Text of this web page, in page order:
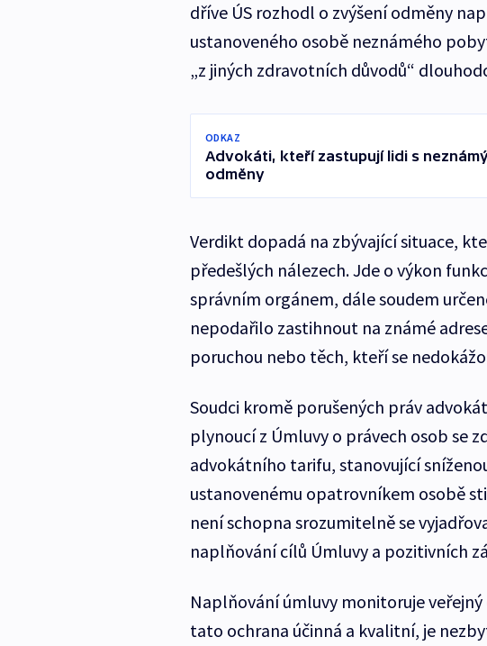
dříve ÚS rozhodl o zvýšení odměny
ustanoveného osobě neznámého
„z jiných zdravotních důvodů“
ODKAZ
Advokáti, kteří zastupují lidi s
odměny
Verdikt dopadá na zbývající situace,
předešlých nálezech. Jde o výkon
správním orgánem, dále soudem
nepodařilo zastihnout na známé
poruchou nebo těch, kteří se
Soudci kromě porušených práv
plynoucí z Úmluvy o právech osob se
advokátního tarifu, stanovující
ustanovenému opatrovníkem osobě
není schopna srozumitelně se
naplňování cílů Úmluvy a pozitivních
Naplňování úmluvy monitoruje
tato ochrana účinná a kvalitní, je